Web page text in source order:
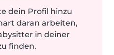
dein Profil hinzu
daran arbeiten,
in deiner
finden.